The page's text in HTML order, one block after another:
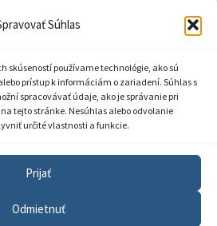
Súhlas
skúseností používame technológie, ako sú
prístup k informáciám o zariadení. Súhlas s
spracovávať údaje, ako je správanie pri
tejto stránke. Nesúhlas alebo odvolanie
určité vlastnosti a funkcie.
Prijať
Odmietnuť
ochrany súkromia
informácií